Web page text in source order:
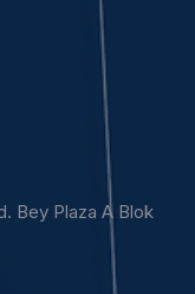
Bey Plaza A Blok